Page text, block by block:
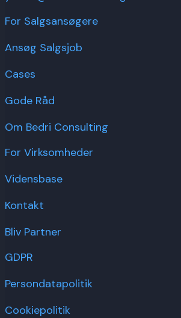
For Salgsansøgere
Ansøg Salgsjob
Cases
Gode Råd
Om Bedri Consulting
For Virksomheder
Vidensbase
Kontakt
Bliv Partner
GDPR
Persondatapolitik
Cookiepolitik